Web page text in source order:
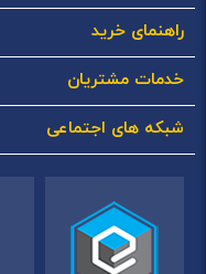
راهنمای خرید
خدمات مشتریان
شبکه های اجتماعی